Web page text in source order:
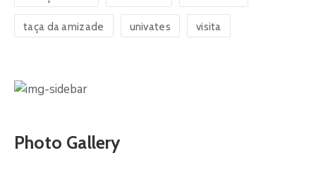
taça da amizade univates visita
Photo Gallery